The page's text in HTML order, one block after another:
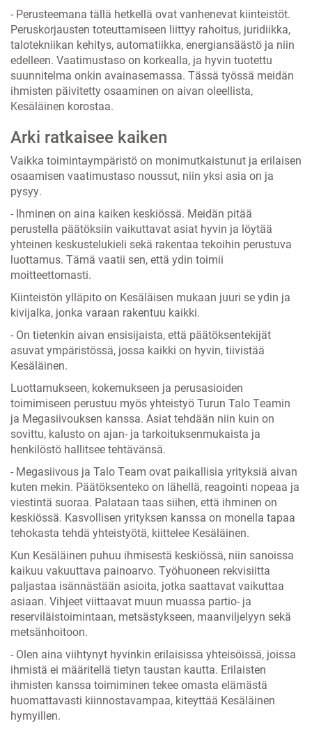
- Perusteemana tällä hetkellä ovat vanhenevat kiinteistöt.
Peruskorjausten toteuttamiseen liittyy rahoitus, juridiikka,
talotekniikan kehitys, automatiikka, energiansäästö ja niin
edelleen. Vaatimustaso on korkealla, ja hyvin tuotettu
suunnitelma onkin avainasemassa. Tässä työssä meidän
ihmisten päivitetty osaaminen on aivan oleellista,
Kesäläinen korostaa.
Arki ratkaisee kaiken
Vaikka toimintaympäristö on monimutkaistunut ja erilaisen
osaamisen vaatimustaso noussut, niin yksi asia on ja
pysyy.
- Ihminen on aina kaiken keskiössä. Meidän pitää
perustella päätöksiin vaikuttavat asiat hyvin ja löytää
yhteinen keskustelukieli sekä rakentaa tekoihin perustuva
luottamus. Tämä vaatii sen, että ydin toimii
moitteettomasti.
Kiinteistön ylläpito on Kesäläisen mukaan juuri se ydin ja
kivijalka, jonka varaan rakentuu kaikki.
- On tietenkin aivan ensisijaista, että päätöksentekijät
asuvat ympäristössä, jossa kaikki on hyvin, tiivistää
Kesäläinen.
Luottamukseen, kokemukseen ja perusasioiden
toimimiseen perustuu myös yhteistyö Turun Talo Teamin
ja Megasiivouksen kanssa. Asiat tehdään niin kuin on
sovittu, kalusto on ajan- ja tarkoituksenmukaista ja
henkilöstö hallitsee tehtävänsä.
- Megasiivous ja Talo Team ovat paikallisia yrityksiä aivan
kuten mekin. Päätöksenteko on lähellä, reagointi nopeaa ja
viestintä suoraa. Palataan taas siihen, että ihminen on
keskiössä. Kasvollisen yrityksen kanssa on monella tapaa
tehokasta tehdä yhteistyötä, kiittelee Kesäläinen.
Kun Kesäläinen puhuu ihmisestä keskiössä, niin sanoissa
kaikuu vakuuttava painoarvo. Työhuoneen rekvisiitta
paljastaa isännästään asioita, jotka saattavat vaikuttaa
asiaan. Vihjeet viittaavat muun muassa partio- ja
reserviläistoimintaan, metsästykseen, maanviljelyyn sekä
metsänhoitoon.
- Olen aina viihtynyt hyvinkin erilaisissa yhteisöissä, joissa
ihmistä ei määritellä tietyn taustan kautta. Erilaisten
ihmisten kanssa toimiminen tekee omasta elämästä
huomattavasti kiinnostavampaa, kiteyttää Kesäläinen
hymyillen.